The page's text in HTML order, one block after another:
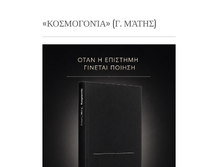
«ΚΟΣΜΟΓΟΝΊΑ» (Γ. ΜΆΤΗΣ)